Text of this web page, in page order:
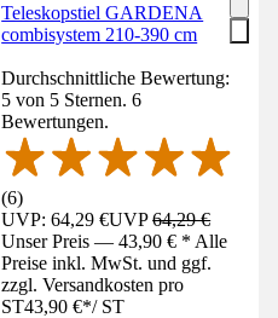
Teleskopstiel GARDENA
combisystem 210-390 cm
Durchschnittliche Bewertung:
5 von 5 Sternen. 6
Bewertungen.
(6)
UVP: 64,29 €UVP64,29 €
Unser Preis — 43,90 € * Alle
Preise inkl. MwSt. und ggf.
zzgl. Versandkosten pro
ST43,90 €*/ ST